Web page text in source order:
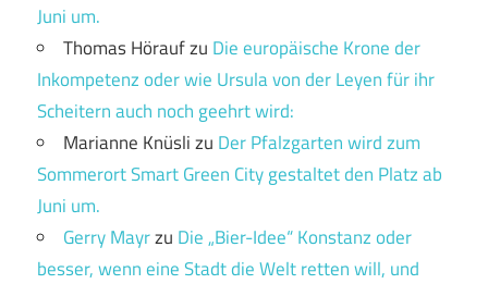
Juni um.
Thomas Höraufzu Die europäische Krone der
Inkompetenz oder wie Ursula von der Leyen für ihr
Scheitern auch noch geehrt wird:
Marianne Knüslizu Der Pfalzgarten wird zum
Sommerort Smart Green City gestaltet den Platz ab
Juni um.
Gerry Mayrzu Die „Bier-Idee“ Konstanz oder
besser, wenn eine Stadt die Welt retten will, und